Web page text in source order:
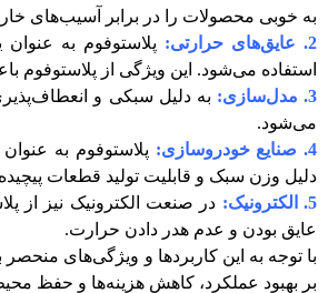
به خوبی محصولات را در برابر آسیب‌های
2. عایق‌های حرارتی:
پلاستوفوم به
استفاده می‌شود. این ویژگی از
3. مدل‌سازی:
به دلیل سبکی و
می‌شود.
4. صنایع خودروسازی:
پلاستوفوم به
دلیل وزن سبک و قابلیت تولید قطعات
5. الکترونیک:
در صنعت الکترونیک نیز از
عایق بودن و عدم هدر دادن حرارت.
با توجه به این کاربردها و ویژگی‌های منحصر
بر بهبود عملکرد، کاهش هزینه‌ها و حفظ